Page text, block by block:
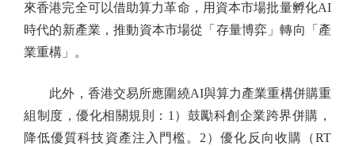
來香港完全可以借助算力革命，用資本市場批量孵化AI
時代的新產業，推動資本市場從「存量博弈」轉向「產
業重構」。
此外，香港交易所應圍繞AI與算力產業重構併購重
組制度，優化相關規則：1）鼓勵科創企業跨界併購，
降低優質科技資產注入門檻。2）優化反向收購（RT